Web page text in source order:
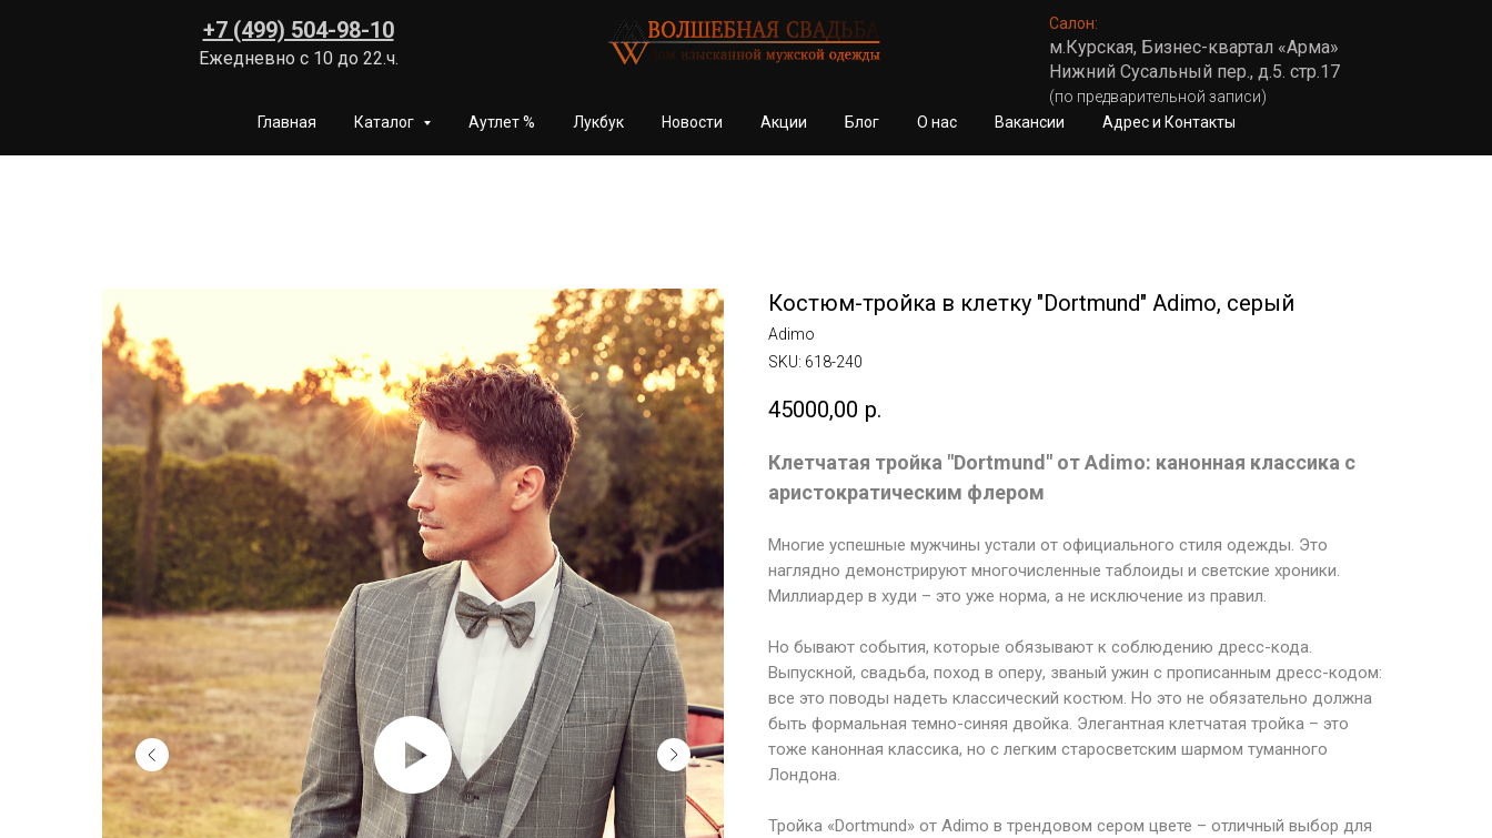
+7 (499) 504-98-10
Ежедневно с 10 до 22.ч.
Салон:
м.Курская, Бизнес-квартал «Арма»
Нижний Сусальный пер., д.5. стр.17
(по предварительной записи)
Главная
Каталог Аутлет % Лукбук Новости Акции Блог О нас Вакансии Адрес и Контакты
Костюм-тройка в клетку "Dortmund" Adimo, серый
Adimo
SKU: 618-240
45000,00 р.
Клетчатая тройка "Dortmund" от Adimo: канонная классика с
аристократическим флером
Многие успешные мужчины устали от официального стиля одежды. Это
наглядно демонстрируют многочисленные таблоиды и светские хроники.
Миллиардер в худи – это уже норма, а не исключение из правил.
Но бывают события, которые обязывают к соблюдению дресс-кода.
Выпускной, свадьба, поход в оперу, званый ужин с прописанным дресс-кодом:
все это поводы надеть классический костюм. Но это не обязательно должна
быть формальная темно-синяя двойка. Элегантная клетчатая тройка – это
тоже канонная классика, но с легким старосветским шармом туманного
Лондона.
Тройка «Dortmund» от Adimo в трендовом сером цвете – отличный выбор для